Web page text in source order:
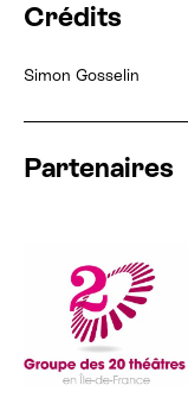
Crédits
Simon Gosselin
Partenaires